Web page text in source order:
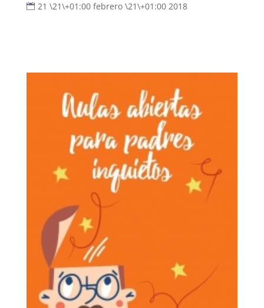
21 \21\+01:00 febrero \21\+01:00 2018